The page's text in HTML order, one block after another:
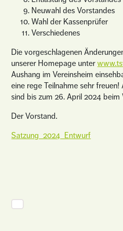
Neuwahl des Vorstandes
Wahl der Kassenprüfer
Verschiedenes
Die vorgeschlagenen
unserer Homepage unter
Aushang im Vereinsheim
eine rege Teilnahme sehr
sind bis zum 26. April 2024 beim
Der Vorstand.
Satzung_2024_Entwurf